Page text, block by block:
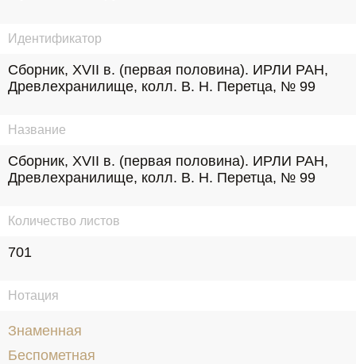
Идентификатор
Сборник, XVII в. (первая половина). ИРЛИ РАН,
Древлехранилище, колл. В. Н. Перетца, № 99
Название
Сборник, XVII в. (первая половина). ИРЛИ РАН,
Древлехранилище, колл. В. Н. Перетца, № 99
Количество листов
701
Нотация
Знаменная
Беспометная